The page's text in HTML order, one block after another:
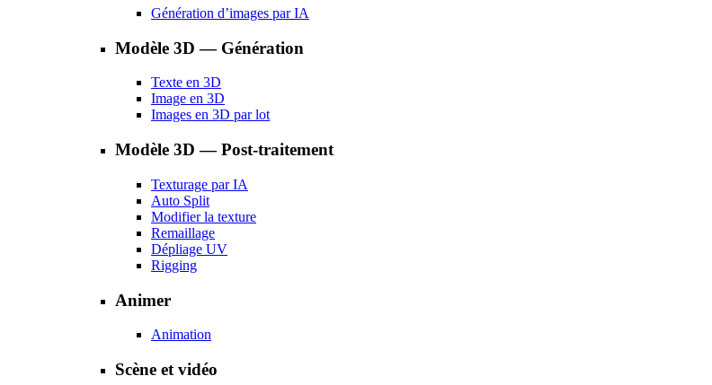
Génération d’images par IA
Modèle 3D — Génération
Texte en 3D
Image en 3D
Images en 3D par lot
Modèle 3D — Post-traitement
Texturage par IA
Auto Split
Modifier la texture
Remaillage
Dépliage UV
Rigging
Animer
Animation
Scène et vidéo